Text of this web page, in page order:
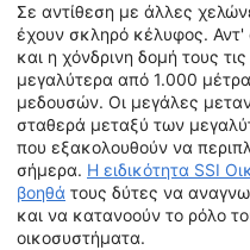
Σε αντίθεση με άλλες
έχουν σκληρό κέλυφος.
και η χόνδρινη δομή τους
μεγαλύτερα από 1.000
μεδουσών. Οι μεγάλες
σταθερά μεταξύ των
που εξακολουθούν να
σήμερα. Η ειδικότητα SSI
βοηθά τους δύτες να
και να κατανοούν το ρόλο
οικοσυστήματα.